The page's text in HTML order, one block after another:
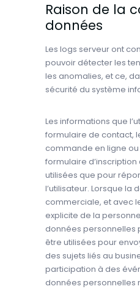
Raison de la
données
Les logs serveur ont
pouvoir détecter les
les anomalies, et ce,
sécurité du système
Les informations que
formulaire de contact,
commande en ligne
formulaire
utilisées que pour
l’utilisateur. Lorsque la
commerciale, et avec
explicite de la
données personnelles
être utilisées pour
des sujets liés au
participation à des
données personnelles